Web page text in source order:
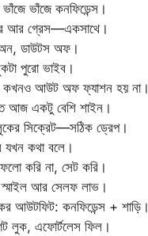
ভাঁজে ভাঁজে কনফিডেন্স।
আর গ্রেস—একসাথে।
অন, ডাউটস অফ।
পুরো ভাইব।
কখনও আউট অফ ফ্যাশন হয় না।
আজ একটু বেশি শাইন।
লুকের সিক্রেট—সঠিক ড্রেপ।
যখন কথা বলে।
ফলো করি না, সেট করি।
স্মাইল আর সেলফ লাভ।
আউটফিট: কনফিডেন্স + শাড়ি।
লুক, এফোর্টলেস ফিল।